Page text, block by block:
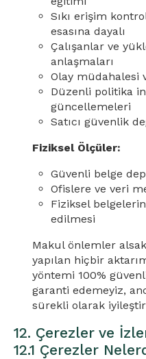
Sıkı erişim
esasına dayalı
Çalışanlar ve
anlaşmaları
Olay müdahalesi
Düzenli politika
güncellemeleri
Satıcı güvenlik
Fiziksel Ölçüler:
Güvenli belge
Ofislere ve veri
Fiziksel
edilmesi
Makul önlemler
yapılan hiçbir
yöntemi 100%
garanti edemeyiz,
sürekli olarak
12. Çerezler ve
12.1 Çerezler